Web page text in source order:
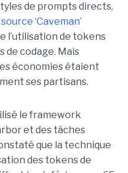
de prompts directs,
‘Caveman’
l’utilisation de tokens
de codage. Mais
économies étaient
ses partisans.
le framework
et des tâches
que la technique
des tokens de